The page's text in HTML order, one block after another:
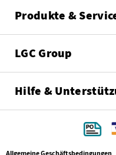
Produkte &
LGC Group
Hilfe &
Allgemeine Geschäftsbedingungen